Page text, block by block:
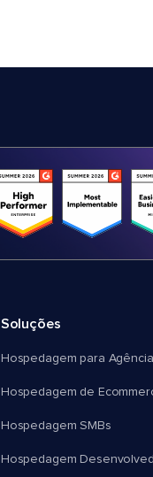
Soluções
Hospedagem para
Hospedagem de
Hospedagem SMBs
Hospedagem